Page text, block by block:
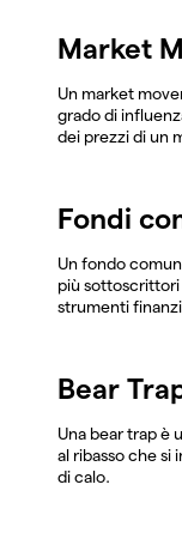
Market
Un market
grado di
dei prezzi di un
Fondi
Un fondo
più
strumenti
Bear
Una bear trap è
al ribasso che
di calo.